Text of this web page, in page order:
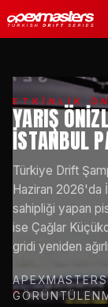
ETKİNLİK
YARIŞ
İSTANBUL
Türkiye Drift
Haziran 2026'da
sahipliği yapan
ise Çağlar
gridi yeniden
APEXMASTERS